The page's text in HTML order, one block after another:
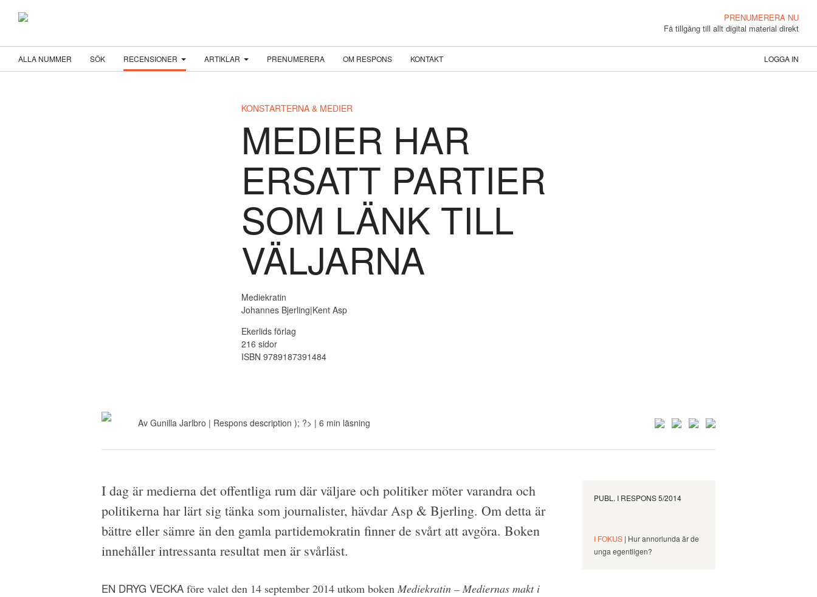
PRENUMERERA NU
Få tillgång till allt digital material direkt
ALLA NUMMER SÖK RECENSIONER ARTIKLAR PRENUMERERA OM RESPONS KONTAKT LOGGA IN
KONSTARTERNA & MEDIER
MEDIER HAR
ERSATT PARTIER
SOM LÄNK TILL
VÄLJARNA
Mediekratin
Johannes Bjerling|Kent Asp
Ekerlids förlag
216 sidor
ISBN 9789187391484
Av Gunilla Jarlbro | Respons description ); ?> | 6 min läsning
I dag är medierna det offentliga rum där väljare och politiker möter varandra och
politikerna har lärt sig tänka som journalister, hävdar Asp & Bjerling. Om detta är
bättre eller sämre än den gamla partidemokratin finner de svårt att avgöra. Boken
innehåller intressanta resultat men är svårläst.
EN DRYG VECKA före valet den 14 september 2014 utkom boken Mediekratin – Mediernas makt i
PUBL. I RESPONS 5/2014
I FOKUS | Hur annorlunda är de
unga egentligen?